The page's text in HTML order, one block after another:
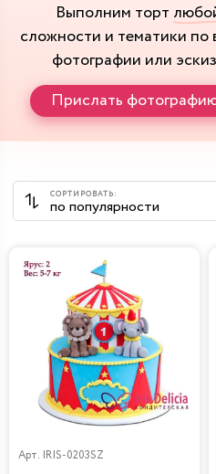
Выполним торт
сложности и тематики по
фотографии или
Прислать
Арт. IRIS-0203SZ